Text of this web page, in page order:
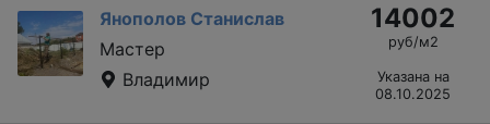
Янополов Станислав
Мастер
Владимир
14002
руб/м2
Указана на
08.10.2025